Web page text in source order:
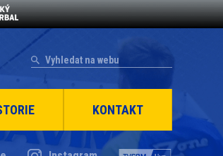
KONTAKT